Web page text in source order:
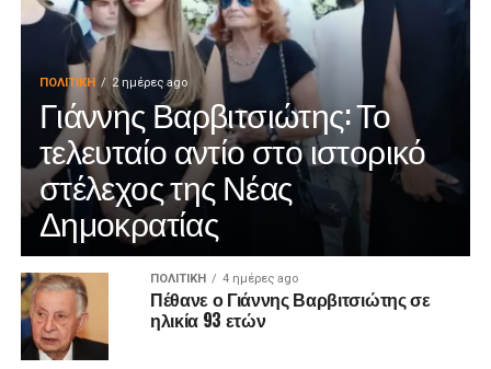
ΠΟΛΙΤΙΚΉ 2 ημέρες ago
Γιάννης Βαρβιτσιώτης: Το
τελευταίο αντίο στο ιστορικό
στέλεχος της Νέας
Δημοκρατίας
ΠΟΛΙΤΙΚΉ 4 ημέρες ago
Πέθανε ο Γιάννης Βαρβιτσιώτης σε
ηλικία 93 ετών